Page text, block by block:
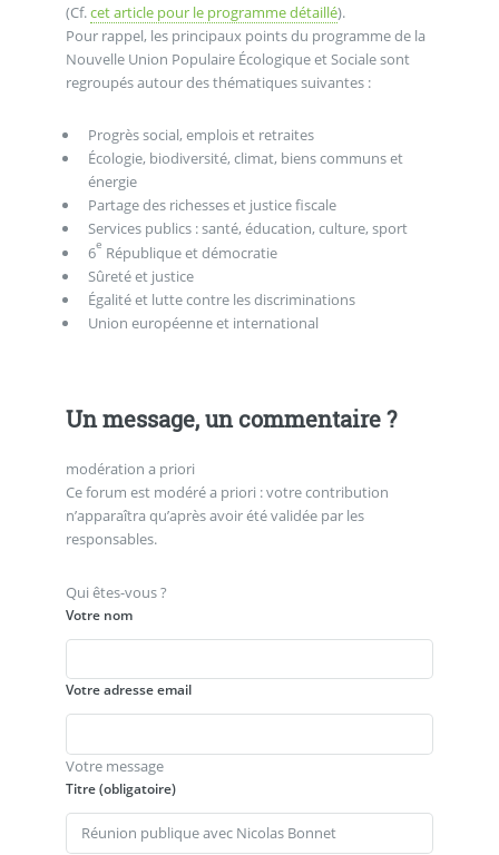
(Cf.cet article pour le programme détaillé).
Pour rappel, les principaux points du programme de la
Nouvelle Union Populaire Écologique et Sociale sont
regroupés autour des thématiques suivantes :
Progrès social, emplois et retraites
Écologie, biodiversité, climat, biens communs et
énergie
Partage des richesses et justice fiscale
Services publics : santé, éducation, culture, sport
6e République et démocratie
Sûreté et justice
Égalité et lutte contre les discriminations
Union européenne et international
Un message, un commentaire ?
modération a priori
Ce forum est modéré a priori : votre contribution
n’apparaîtra qu’après avoir été validée par les
responsables.
Qui êtes-vous ?
Votre nom
Votre adresse email
Votre message
Titre (obligatoire)